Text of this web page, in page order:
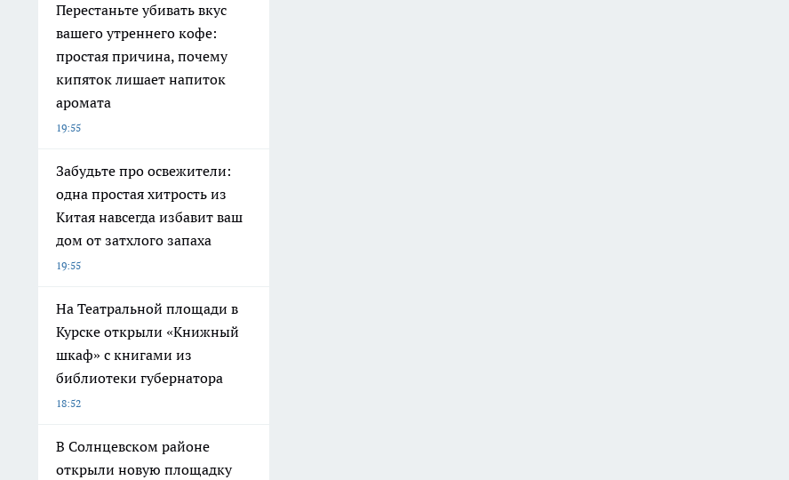
Перестаньте убивать вкус
вашего утреннего кофе:
простая причина, почему
кипяток лишает напиток
аромата
19:55
Забудьте про освежители:
одна простая хитрость из
Китая навсегда избавит ваш
дом от затхлого запаха
19:55
На Театральной площади в
Курске открыли «Книжный
шкаф» с книгами из
библиотеки губернатора
18:52
В Солнцевском районе
открыли новую площадку